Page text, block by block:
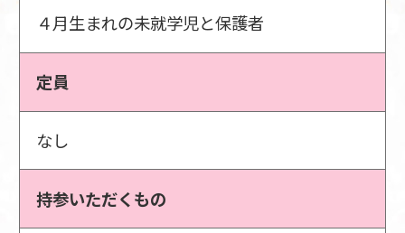
４月生まれの未就学児と保護者
定員
なし
持参いただくもの